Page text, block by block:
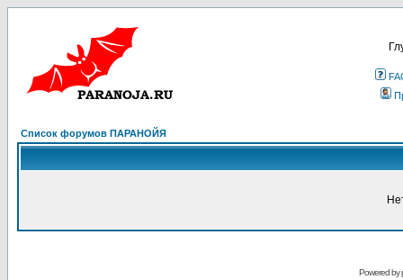
Список форумов ПАРАНОЙЯ
Powered by